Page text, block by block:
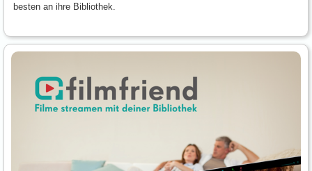
besten an ihre Bibliothek.